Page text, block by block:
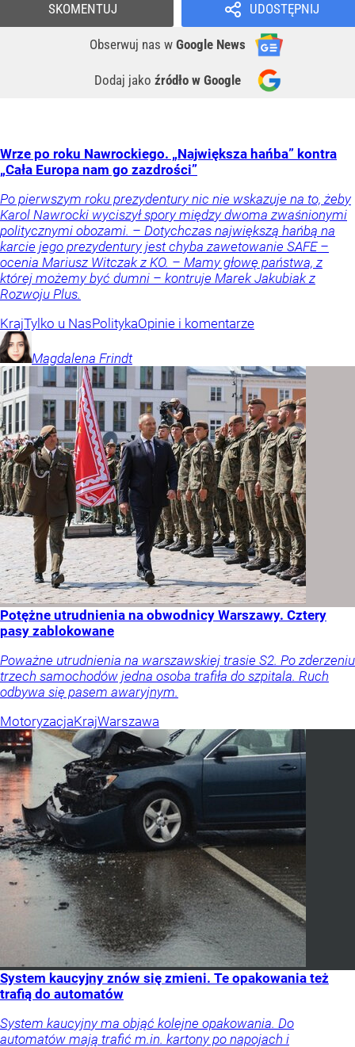
UDOSTĘPNIJ
Obserwuj nas w Google News
Dodaj jako źródło w Google
SKOMENTUJ
Wrze po roku Nawrockiego. „Największa hańba” kontra
„Cała Europa nam go zazdrości”
Po pierwszym roku prezydentury nic nie wskazuje na to, żeby
Karol Nawrocki wyciszył spory między dwoma zwaśnionymi
politycznymi obozami. – Dotychczas największą hańbą na
karcie jego prezydentury jest chyba zawetowanie SAFE –
ocenia Mariusz Witczak z KO. – Mamy głowę państwa, z
której możemy być dumni – kontruje Marek Jakubiak z
Rozwoju Plus.
KrajTylko u NasPolitykaOpinie i komentarze
Magdalena Frindt
Potężne utrudnienia na obwodnicy Warszawy. Cztery
pasy zablokowane
Poważne utrudnienia na warszawskiej trasie S2. Po zderzeniu
trzech samochodów jedna osoba trafiła do szpitala. Ruch
odbywa się pasem awaryjnym.
MotoryzacjaKrajWarszawa
System kaucyjny znów się zmieni. Te opakowania też
trafią do automatów
System kaucyjny ma objąć kolejne opakowania. Do
automatów mają trafić m.in. kartony po napojach i